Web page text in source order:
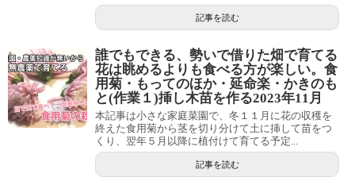
記事を読む
誰でもできる、勢いで借りた畑で育てる
花は眺めるよりも食べる方が楽しい。食
用菊・もってのほか・延命楽・かきのも
と(作業１)挿し木苗を作る2023年11月
本記事は小さな家庭菜園で、冬１１月に花の収穫を
終えた食用菊から茎を切り分けて土に挿して苗をつ
くり、翌年５月以降に植付けて育てる予定...
記事を読む